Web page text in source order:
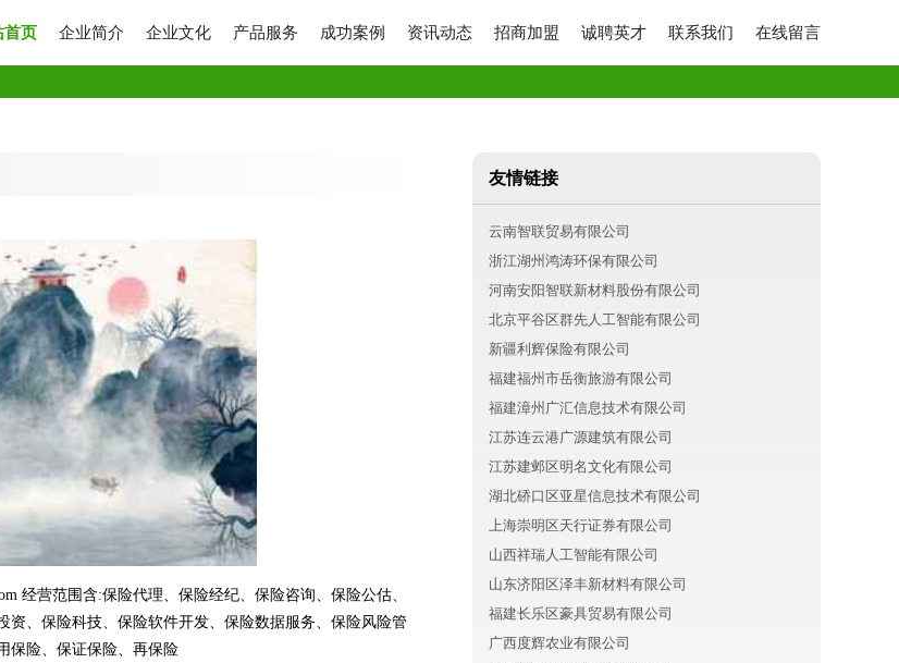
首页 企业简介 企业文化 产品服务 成功案例 资讯动态 招商加盟 诚聘英才 联系我们 在线留言
经营范围含:保险代理、保险经纪、保险咨询、保险公估、
、保险科技、保险软件开发、保险数据服务、保险风险管
保险、保证保险、再保险
友情链接
云南智联贸易有限公司
浙江湖州鸿涛环保有限公司
河南安阳智联新材料股份有限公司
北京平谷区群先人工智能有限公司
新疆利辉保险有限公司
福建福州市岳衡旅游有限公司
福建漳州广汇信息技术有限公司
江苏连云港广源建筑有限公司
江苏建邺区明名文化有限公司
湖北硚口区亚星信息技术有限公司
上海崇明区天行证券有限公司
山西祥瑞人工智能有限公司
山东济阳区泽丰新材料有限公司
福建长乐区豪具贸易有限公司
广西度辉农业有限公司